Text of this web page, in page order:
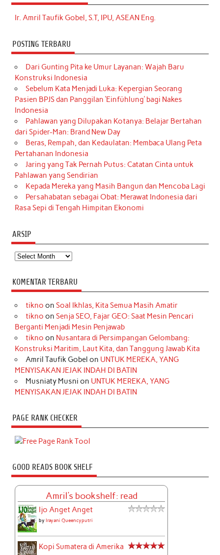
Ir. Amril Taufik Gobel, S.T, IPU, ASEAN Eng.
POSTING TERBARU
Dari Gunting Pita ke Umur Layanan: Wajah Baru
Konstruksi Indonesia
Sebelum Kata Menjadi Luka: Kepergian Seorang
Pasien BPJS dan Panggilan ‘Einfühlung’ bagi Nakes
Indonesia
Pahlawan yang Dilupakan Kotanya: Belajar Bertahan
dari Spider-Man: Brand New Day
Beras, Rempah, dan Kedaulatan: Membaca Ulang Peta
Pertahanan Indonesia
Jaring yang Tak Pernah Putus: Catatan Cinta untuk
Pahlawan yang Sendirian
Kepada Mereka yang Masih Bangun dan Mencoba Lagi
Persahabatan sebagai Obat: Merawat Indonesia dari
Rasa Sepi di Tengah Himpitan Ekonomi
ARSIP
Arsip
KOMENTAR TERBARU
tikno on Soal Ikhlas, Kita Semua Masih Amatir
tikno on Senja SEO, Fajar GEO: Saat Mesin Pencari
Berganti Menjadi Mesin Penjawab
tikno on Nusantara di Persimpangan Gelombang:
Konstruksi Maritim, Laut Kita, dan Tanggung Jawab Kita
Amril Taufik Gobel on UNTUK MEREKA, YANG
MENYISAKAN JEJAK INDAH DI BATIN
Musniaty Musni on UNTUK MEREKA, YANG
MENYISAKAN JEJAK INDAH DI BATIN
PAGE RANK CHECKER
GOOD READS BOOK SHELF
Amril's bookshelf: read
Ijo Anget Anget
byIrayani Queencyputri
Kopi Sumatera di Amerika